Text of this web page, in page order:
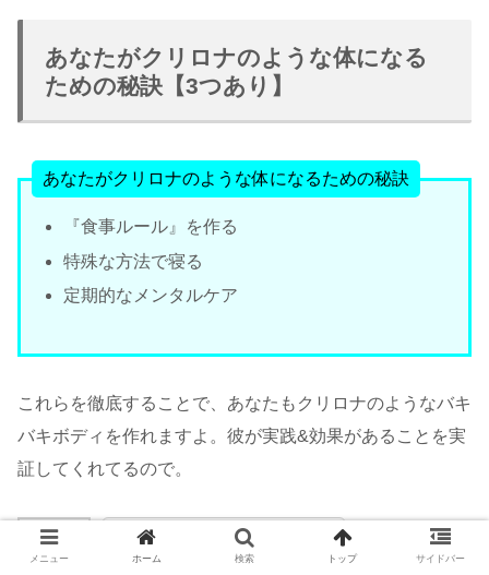
あなたがクリロナのような体になる
ための秘訣【3つあり】
あなたがクリロナのような体になるための秘訣
『食事ルール』を作る
特殊な方法で寝る
定期的なメンタルケア
これらを徹底することで、あなたもクリロナのようなバキ
バキボディを作れますよ。彼が実践&効果があることを実
証してくれてるので。
普段から取り組んでいこう！
メニュー ホーム 検索 トップ サイドバー